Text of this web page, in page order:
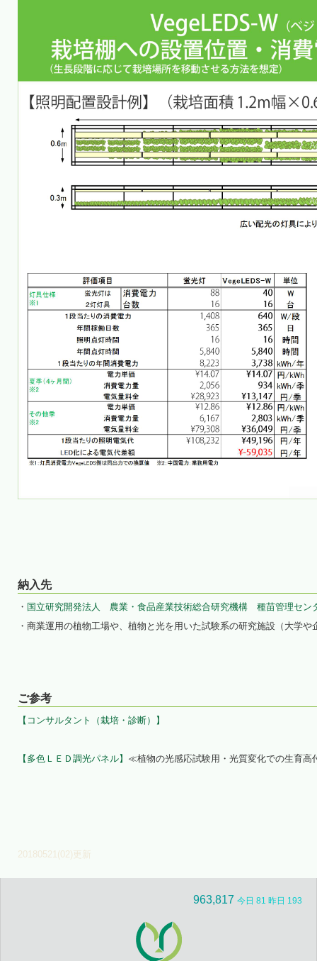
納入先
・ 国立研究開発法人 農業・食品産業技術総合研究機構 種苗管理セン
・商業運用の植物工場や、植物と光を用いた試験系の研究施設（大学や
ご参考
【コンサルタント（栽培・診断）】
【多色ＬＥＤ調光パネル】 ≪植物の光感応試験用・光質変化での生育
20180521(02)更新
963,817 今日 81 昨日 193